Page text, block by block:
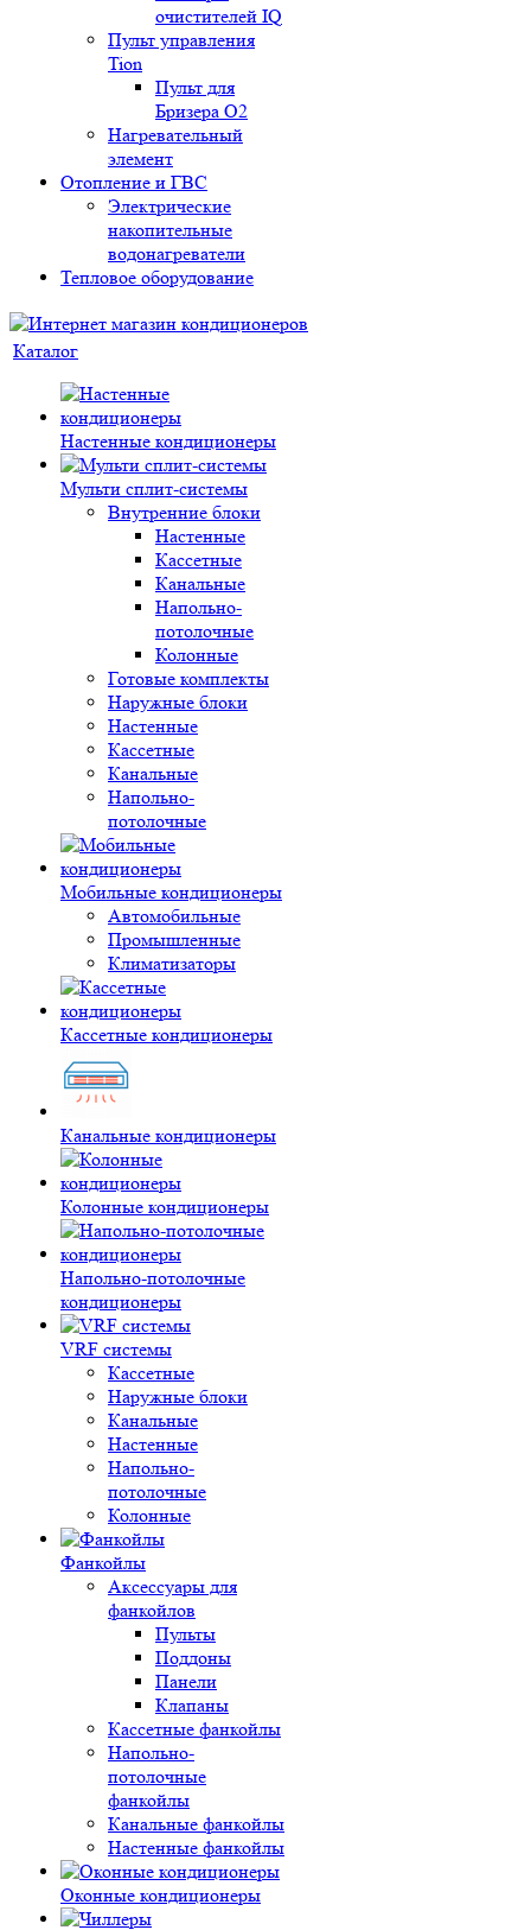
очистителей IQ
Пульт управления
Tion
Пульт для
Бризера O2
Нагревательный
элемент
Отопление и ГВС
Электрические
накопительные
водонагреватели
Тепловое оборудование
Каталог
Настенные кондиционеры
Мульти сплит-системы
Внутренние блоки
Настенные
Кассетные
Канальные
Напольно-
потолочные
Колонные
Готовые комплекты
Наружные блоки
Настенные
Кассетные
Канальные
Напольно-
потолочные
Мобильные кондиционеры
Автомобильные
Промышленные
Климатизаторы
Кассетные кондиционеры
Канальные кондиционеры
Колонные кондиционеры
Напольно-потолочные
кондиционеры
VRF системы
Кассетные
Наружные блоки
Канальные
Настенные
Напольно-
потолочные
Колонные
Фанкойлы
Аксессуары для
фанкойлов
Пульты
Поддоны
Панели
Клапаны
Кассетные фанкойлы
Напольно-
потолочные
фанкойлы
Канальные фанкойлы
Настенные фанкойлы
Оконные кондиционеры